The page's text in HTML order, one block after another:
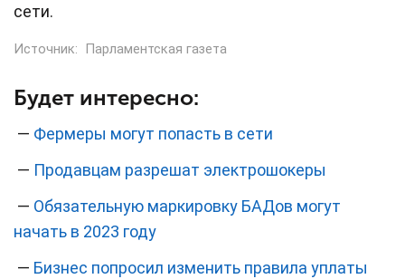
сети.
Источник: Парламентская газета
Будет интересно:
— Фермеры могут попасть в сети
— Продавцам разрешат электрошокеры
— Обязательную маркировку БАДов могут
начать в 2023 году
— Бизнес попросил изменить правила уплаты